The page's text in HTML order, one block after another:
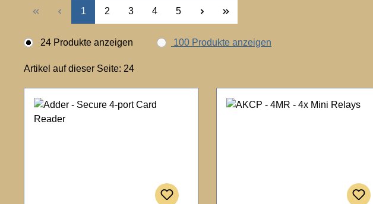
Seite
1 Seite
2 Seite
3 Seite
4 Seite
5
24 Produkte anzeigen 100 Produkte anzeigen
Artikel auf dieser Seite: 24